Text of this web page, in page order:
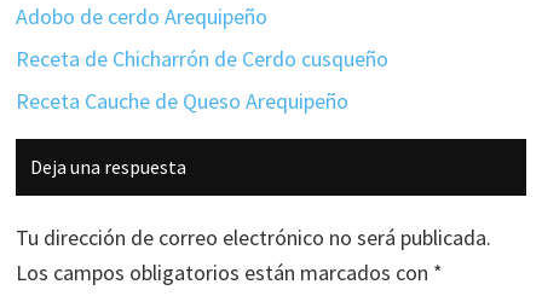
Adobo de cerdo Arequipeño
Receta de Chicharrón de Cerdo cusqueño
Receta Cauche de Queso Arequipeño
Interacciones
con
los
lectores
Deja una respuesta
Tu dirección de correo electrónico no será publicada.
Los campos obligatorios están marcados con *